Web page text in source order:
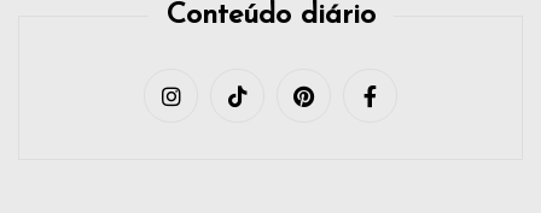
Conteúdo diário